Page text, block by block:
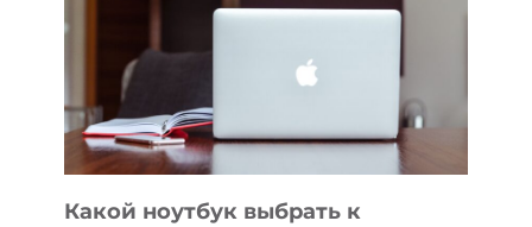
ПОМОГАЮТ
СОЗДАВАТЬ
БЕЗ
СЛОЖНОГО
КОДА
Какой ноутбук выбрать к